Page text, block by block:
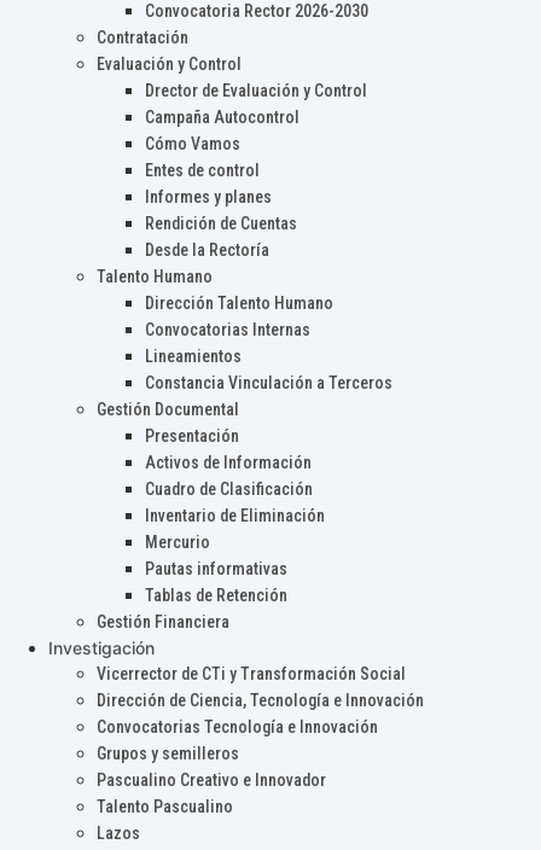
Convocatoria Rector 2026-2030
Contratación
Evaluación y Control
Drector de Evaluación y Control
Campaña Autocontrol
Cómo Vamos
Entes de control
Informes y planes
Rendición de Cuentas
Desde la Rectoría
Talento Humano
Dirección Talento Humano
Convocatorias Internas
Lineamientos
Constancia Vinculación a Terceros
Gestión Documental
Presentación
Activos de Información
Cuadro de Clasificación
Inventario de Eliminación
Mercurio
Pautas informativas
Tablas de Retención
Gestión Financiera
Investigación
Vicerrector de CTi y Transformación Social
Dirección de Ciencia, Tecnología e Innovación
Convocatorias Tecnología e Innovación
Grupos y semilleros
Pascualino Creativo e Innovador
Talento Pascualino
Lazos